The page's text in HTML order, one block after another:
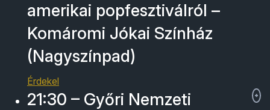
amerikai popfesztiválról –
Komáromi Jókai Színház
(Nagyszínpad)
Érdekel
21:30 – Győri Nemzeti